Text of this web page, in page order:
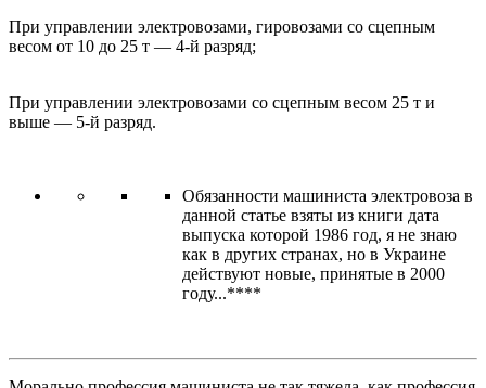
При управлении электровозами, гировозами со сцепным
весом от 10 до 25 т — 4-й разряд;
При управлении электровозами со сцепным весом 25 т и
выше — 5-й разряд.
Обязанности машиниста электровоза в
данной статье взяты из книги дата
выпуска которой 1986 год, я не знаю
как в других странах, но в Украине
действуют новые, принятые в 2000
году...****